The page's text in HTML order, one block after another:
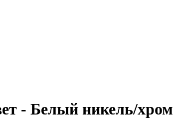
- Белый никель/хром